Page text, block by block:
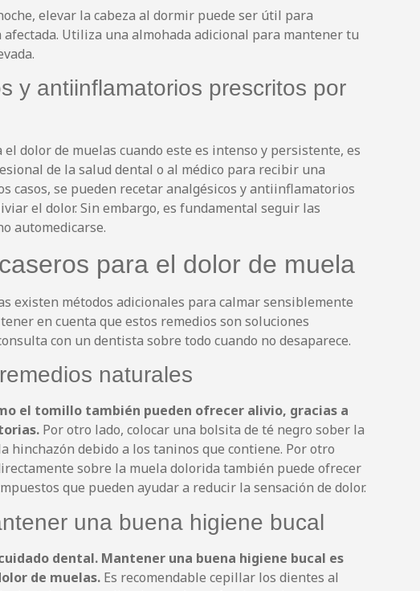
elevar la cabeza al dormir puede ser útil para
Utiliza una almohada adicional para mantener tu
y antiinflamatorios prescritos por
dolor de muelas cuando este es intenso y persistente, es
de la salud dental o al médico para recibir una
casos, se pueden recetar analgésicos y antiinflamatorios
el dolor. Sin embargo, es fundamental seguir las
automedicarse.
para el dolor de muela
existen métodos adicionales para calmar sensiblemente
en cuenta que estos remedios son soluciones
con un dentista sobre todo cuando no desaparece.
naturales
el tomillo también pueden ofrecer alivio, gracias a
Por otro lado, colocar una bolsita de té negro sober la
hinchazón debido a los taninos que contiene. Por otro
sobre la muela dolorida también puede ofrecer
que pueden ayudar a reducir la sensación de dolor.
una buena higiene bucal
dental. Mantener una buena higiene bucal es
de muelas. Es recomendable cepillar los dientes al